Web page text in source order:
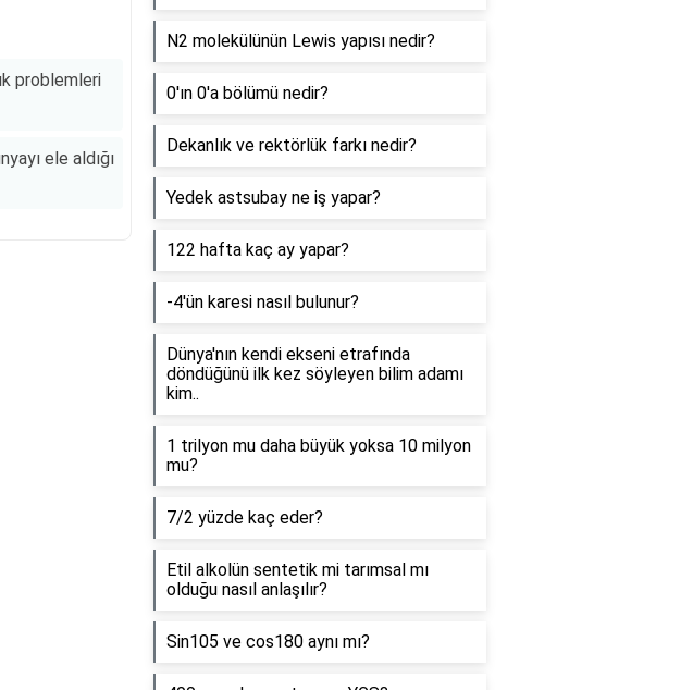
problemleri
ele aldığı
N2 molekülünün Lewis yapısı nedir?
0'ın 0'a bölümü nedir?
Dekanlık ve rektörlük farkı nedir?
Yedek astsubay ne iş yapar?
122 hafta kaç ay yapar?
-4'ün karesi nasıl bulunur?
Dünya'nın kendi ekseni etrafında
döndüğünü ilk kez söyleyen bilim adamı
kim..
1 trilyon mu daha büyük yoksa 10 milyon
mu?
7/2 yüzde kaç eder?
Etil alkolün sentetik mi tarımsal mı
olduğu nasıl anlaşılır?
Sin105 ve cos180 aynı mı?